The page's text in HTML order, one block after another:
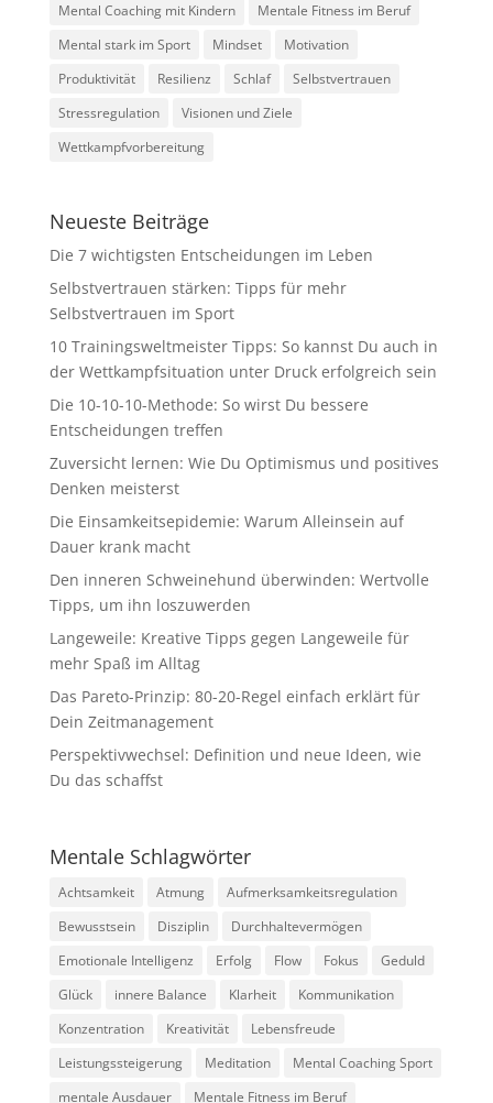
Mental Coaching mit Kindern
Mentale Fitness im Beruf
Mental stark im Sport
Mindset
Motivation
Produktivität
Resilienz Schlaf
Selbstvertrauen
Stressregulation
Visionen und Ziele
Wettkampfvorbereitung
Neueste Beiträge
Die 7 wichtigsten Entscheidungen im Leben
Selbstvertrauen stärken: Tipps für mehr
Selbstvertrauen im Sport
10 Trainingsweltmeister Tipps: So kannst Du auch in
der Wettkampfsituation unter Druck erfolgreich sein
Die 10-10-10-Methode: So wirst Du bessere
Entscheidungen treffen
Zuversicht lernen: Wie Du Optimismus und positives
Denken meisterst
Die Einsamkeitsepidemie: Warum Alleinsein auf
Dauer krank macht
Den inneren Schweinehund überwinden: Wertvolle
Tipps, um ihn loszuwerden
Langeweile: Kreative Tipps gegen Langeweile für
mehr Spaß im Alltag
Das Pareto-Prinzip: 80-20-Regel einfach erklärt für
Dein Zeitmanagement
Perspektivwechsel: Definition und neue Ideen, wie
Du das schaffst
Mentale Schlagwörter
Achtsamkeit Atmung
Aufmerksamkeitsregulation
Bewusstsein
Disziplin
Durchhaltevermögen
Emotionale Intelligenz
Erfolg Flow Fokus
Geduld
Glück
innere Balance Klarheit
Kommunikation
Konzentration
Kreativität
Lebensfreude
Leistungssteigerung
Meditation
Mental Coaching Sport
mentale Ausdauer
Mentale Fitness im Beruf